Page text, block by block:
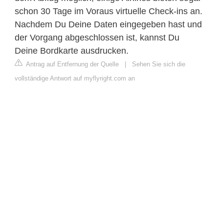
schon 30 Tage im Voraus virtuelle Check-ins an.
Nachdem Du Deine Daten eingegeben hast und
der Vorgang abgeschlossen ist, kannst Du
Deine Bordkarte ausdrucken.
Antrag auf Entfernung der Quelle
Sehen Sie sich die
vollständige Antwort auf myflyright.com an